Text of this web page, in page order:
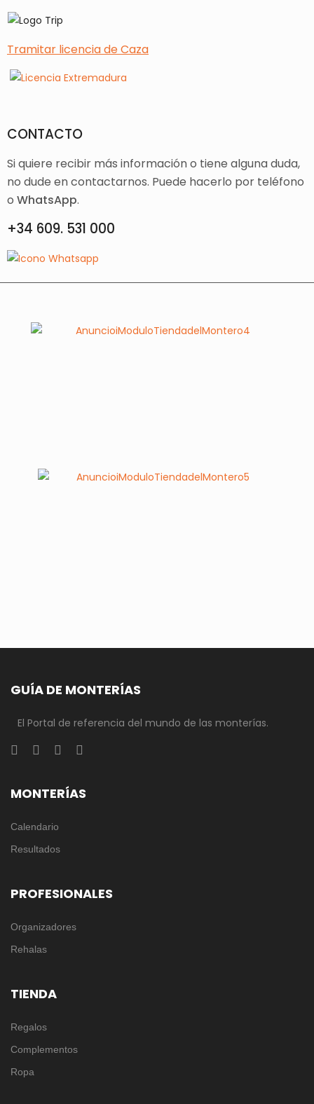
Tramitar licencia de Caza
CONTACTO
Si quiere recibir más información o tiene alguna duda,
no dude en contactarnos. Puede hacerlo por teléfono
o WhatsApp.
+34 609. 531 000
GUÍA DE MONTERÍAS
El Portal de referencia del mundo de las monterías.
MONTERÍAS
Calendario
Resultados
PROFESIONALES
Organizadores
Rehalas
TIENDA
Regalos
Complementos
Ropa